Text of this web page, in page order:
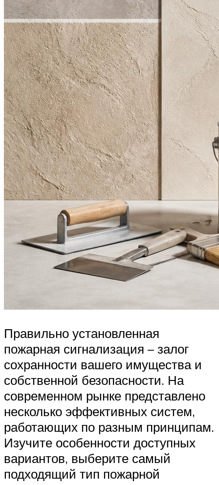
Правильно установленная
пожарная сигнализация – залог
сохранности вашего имущества и
собственной безопасности. На
современном рынке представлено
несколько эффективных систем,
работающих по разным принципам.
Изучите особенности доступных
вариантов, выберите самый
подходящий тип пожарной